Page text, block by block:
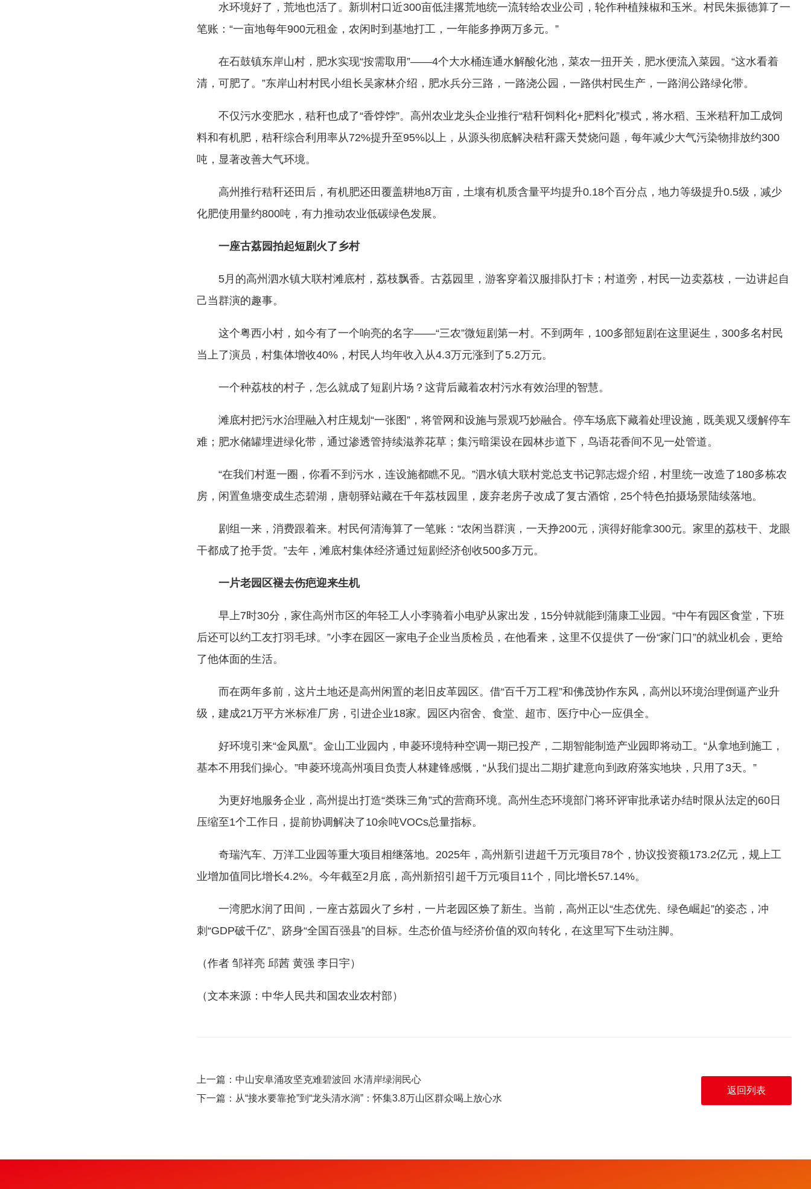
水环境好了，荒地也活了。新圳村口近300亩低洼撂荒地统一流转给农业公司，轮作种植辣椒和玉米。村民朱振德算了一
笔账：“一亩地每年900元租金，农闲时到基地打工，一年能多挣两万多元。”
在石鼓镇东岸山村，肥水实现“按需取用”——4个大水桶连通水解酸化池，菜农一扭开关，肥水便流入菜园。“这水看着
清，可肥了。”东岸山村村民小组长吴家林介绍，肥水兵分三路，一路浇公园，一路供村民生产，一路润公路绿化带。
不仅污水变肥水，秸秆也成了“香饽饽”。高州农业龙头企业推行“秸秆饲料化+肥料化”模式，将水稻、玉米秸秆加工成饲
料和有机肥，秸秆综合利用率从72%提升至95%以上，从源头彻底解决秸秆露天焚烧问题，每年减少大气污染物排放约300
吨，显著改善大气环境。
高州推行秸秆还田后，有机肥还田覆盖耕地8万亩，土壤有机质含量平均提升0.18个百分点，地力等级提升0.5级，减少
化肥使用量约800吨，有力推动农业低碳绿色发展。
一座古荔园拍起短剧火了乡村
5月的高州泗水镇大联村滩底村，荔枝飘香。古荔园里，游客穿着汉服排队打卡；村道旁，村民一边卖荔枝，一边讲起自
己当群演的趣事。
这个粤西小村，如今有了一个响亮的名字——“三农”微短剧第一村。不到两年，100多部短剧在这里诞生，300多名村民
当上了演员，村集体增收40%，村民人均年收入从4.3万元涨到了5.2万元。
一个种荔枝的村子，怎么就成了短剧片场？这背后藏着农村污水有效治理的智慧。
滩底村把污水治理融入村庄规划“一张图”，将管网和设施与景观巧妙融合。停车场底下藏着处理设施，既美观又缓解停车
难；肥水储罐埋进绿化带，通过渗透管持续滋养花草；集污暗渠设在园林步道下，鸟语花香间不见一处管道。
“在我们村逛一圈，你看不到污水，连设施都瞧不见。”泗水镇大联村党总支书记郭志煜介绍，村里统一改造了180多栋农
房，闲置鱼塘变成生态碧湖，唐朝驿站藏在千年荔枝园里，废弃老房子改成了复古酒馆，25个特色拍摄场景陆续落地。
剧组一来，消费跟着来。村民何清海算了一笔账：“农闲当群演，一天挣200元，演得好能拿300元。家里的荔枝干、龙眼
干都成了抢手货。”去年，滩底村集体经济通过短剧经济创收500多万元。
一片老园区褪去伤疤迎来生机
早上7时30分，家住高州市区的年轻工人小李骑着小电驴从家出发，15分钟就能到蒲康工业园。“中午有园区食堂，下班
后还可以约工友打羽毛球。”小李在园区一家电子企业当质检员，在他看来，这里不仅提供了一份“家门口”的就业机会，更给
了他体面的生活。
而在两年多前，这片土地还是高州闲置的老旧皮革园区。借“百千万工程”和佛茂协作东风，高州以环境治理倒逼产业升
级，建成21万平方米标准厂房，引进企业18家。园区内宿舍、食堂、超市、医疗中心一应俱全。
好环境引来“金凤凰”。金山工业园内，申菱环境特种空调一期已投产，二期智能制造产业园即将动工。“从拿地到施工，
基本不用我们操心。”申菱环境高州项目负责人林建锋感慨，“从我们提出二期扩建意向到政府落实地块，只用了3天。”
为更好地服务企业，高州提出打造“类珠三角”式的营商环境。高州生态环境部门将环评审批承诺办结时限从法定的60日
压缩至1个工作日，提前协调解决了10余吨VOCs总量指标。
奇瑞汽车、万洋工业园等重大项目相继落地。2025年，高州新引进超千万元项目78个，协议投资额173.2亿元，规上工
业增加值同比增长4.2%。今年截至2月底，高州新招引超千万元项目11个，同比增长57.14%。
一湾肥水润了田间，一座古荔园火了乡村，一片老园区焕了新生。当前，高州正以“生态优先、绿色崛起”的姿态，冲
刺“GDP破千亿”、跻身“全国百强县”的目标。生态价值与经济价值的双向转化，在这里写下生动注脚。
（作者 邹祥亮 邱茜 黄强 李日宇）
（文本来源：中华人民共和国农业农村部）
返回列表
上一篇：中山安阜涌攻坚克难碧波回 水清岸绿润民心
下一篇：从“接水要靠抢”到“龙头清水淌”：怀集3.8万山区群众喝上放心水